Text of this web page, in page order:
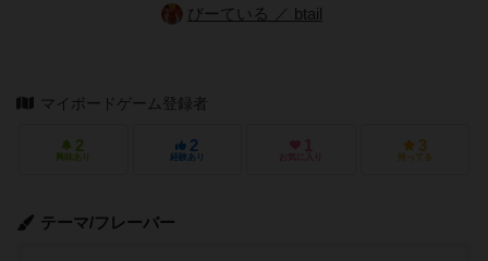
びーている ／ btail
マイボードゲーム登録者
2
興味あり
2
経験あり
1
お気に入り
3
持ってる
テーマ/フレーバー